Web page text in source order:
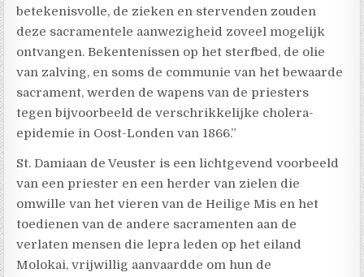
betekenisvolle, de zieken en stervenden zouden
deze sacramentele aanwezigheid zoveel mogelijk
ontvangen. Bekentenissen op het sterfbed, de olie
van zalving, en soms de communie van het bewaarde
sacrament, werden de wapens van de priesters
tegen bijvoorbeeld de verschrikkelijke cholera-
epidemie in Oost-Londen van 1866.”
St. Damiaan de Veuster is een lichtgevend voorbeeld
van een priester en een herder van zielen die
omwille van het vieren van de Heilige Mis en het
toedienen van de andere sacramenten aan de
verlaten mensen die lepra leden op het eiland
Molokai, vrijwillig aanvaardde om hun de